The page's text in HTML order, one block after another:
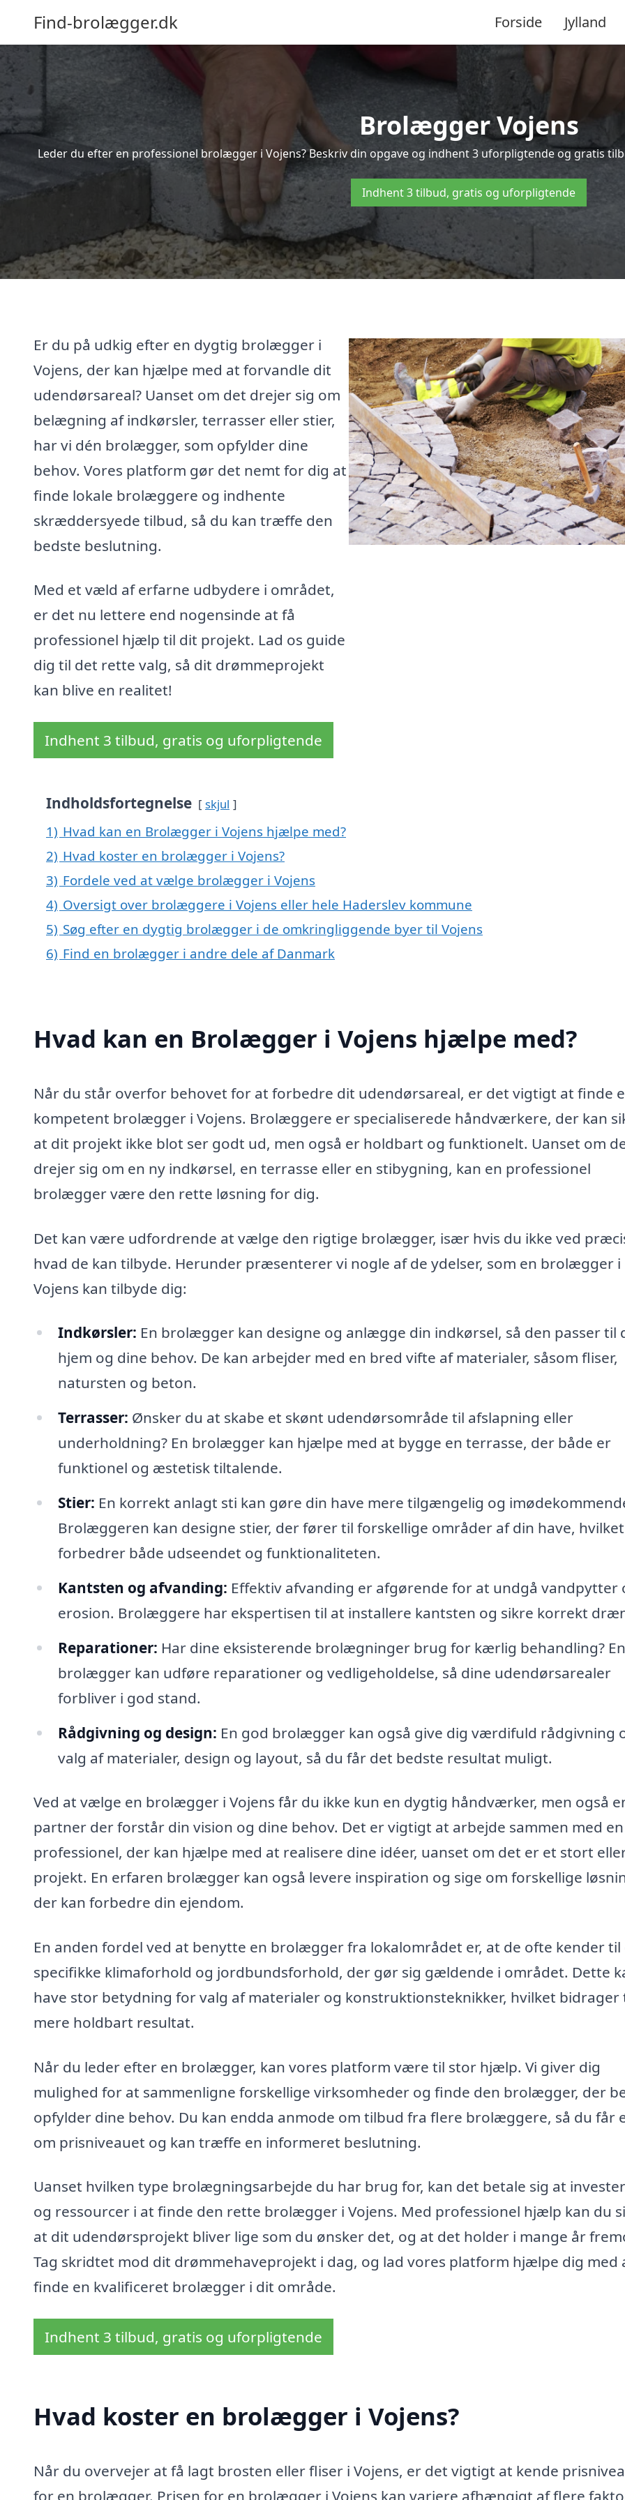
Find-brolægger.dk Forside Jylland
Brolægger Vojens
Leder du efter en professionel brolægger i Vojens? Beskriv din opgave og indhent 3 uforpligtende og gratis
Indhent 3 tilbud, gratis og uforpligtende
Er du på udkig efter en dygtig brolægger i
Vojens, der kan hjælpe med at forvandle dit
udendørsareal? Uanset om det drejer sig om
belægning af indkørsler, terrasser eller stier,
har vi dén brolægger, som opfylder dine
behov. Vores platform gør det nemt for dig at
finde lokale brolæggere og indhente
skræddersyede tilbud, så du kan træffe den
bedste beslutning.
Med et væld af erfarne udbydere i området,
er det nu lettere end nogensinde at få
professionel hjælp til dit projekt. Lad os guide
dig til det rette valg, så dit drømmeprojekt
kan blive en realitet!
Indhent 3 tilbud, gratis og uforpligtende
Indholdsfortegnelse skjul
1) Hvad kan en Brolægger i Vojens hjælpe med?
2) Hvad koster en brolægger i Vojens?
3) Fordele ved at vælge brolægger i Vojens
4) Oversigt over brolæggere i Vojens eller hele Haderslev kommune
5) Søg efter en dygtig brolægger i de omkringliggende byer til Vojens
6) Find en brolægger i andre dele af Danmark
Hvad kan en Brolægger i Vojens hjælpe med?
Når du står overfor behovet for at forbedre dit udendørsareal, er det vigtigt at finde
kompetent brolægger i Vojens. Brolæggere er specialiserede håndværkere, der kan
at dit projekt ikke blot ser godt ud, men også er holdbart og funktionelt. Uanset om
drejer sig om en ny indkørsel, en terrasse eller en stibygning, kan en professionel
brolægger være den rette løsning for dig.
Det kan være udfordrende at vælge den rigtige brolægger, især hvis du ikke ved
hvad de kan tilbyde. Herunder præsenterer vi nogle af de ydelser, som en brolægger i
Vojens kan tilbyde dig:
Indkørsler: En brolægger kan designe og anlægge din indkørsel, så den passer til
hjem og dine behov. De kan arbejder med en bred vifte af materialer, såsom fliser,
natursten og beton.
Terrasser: Ønsker du at skabe et skønt udendørsområde til afslapning eller
underholdning? En brolægger kan hjælpe med at bygge en terrasse, der både er
funktionel og æstetisk tiltalende.
Stier: En korrekt anlagt sti kan gøre din have mere tilgængelig og
Brolæggeren kan designe stier, der fører til forskellige områder af din have, hvilket
forbedrer både udseendet og funktionaliteten.
Kantsten og afvanding: Effektiv afvanding er afgørende for at undgå vandpytter
erosion. Brolæggere har ekspertisen til at installere kantsten og sikre korrekt
Reparationer: Har dine eksisterende brolægninger brug for kærlig behandling? En
brolægger kan udføre reparationer og vedligeholdelse, så dine udendørsarealer
forbliver i god stand.
Rådgivning og design: En god brolægger kan også give dig værdifuld rådgivning
valg af materialer, design og layout, så du får det bedste resultat muligt.
Ved at vælge en brolægger i Vojens får du ikke kun en dygtig håndværker, men også
partner der forstår din vision og dine behov. Det er vigtigt at arbejde sammen med en
professionel, der kan hjælpe med at realisere dine idéer, uanset om det er et stort
projekt. En erfaren brolægger kan også levere inspiration og sige om forskellige
der kan forbedre din ejendom.
En anden fordel ved at benytte en brolægger fra lokalområdet er, at de ofte kender til
specifikke klimaforhold og jordbundsforhold, der gør sig gældende i området. Dette
have stor betydning for valg af materialer og konstruktionsteknikker, hvilket bidrager
mere holdbart resultat.
Når du leder efter en brolægger, kan vores platform være til stor hjælp. Vi giver dig
mulighed for at sammenligne forskellige virksomheder og finde den brolægger, der
opfylder dine behov. Du kan endda anmode om tilbud fra flere brolæggere, så du får
om prisniveauet og kan træffe en informeret beslutning.
Uanset hvilken type brolægningsarbejde du har brug for, kan det betale sig at
og ressourcer i at finde den rette brolægger i Vojens. Med professionel hjælp kan du
at dit udendørsprojekt bliver lige som du ønsker det, og at det holder i mange år
Tag skridtet mod dit drømmehaveprojekt i dag, og lad vores platform hjælpe dig med
finde en kvalificeret brolægger i dit område.
Indhent 3 tilbud, gratis og uforpligtende
Hvad koster en brolægger i Vojens?
Når du overvejer at få lagt brosten eller fliser i Vojens, er det vigtigt at kende
for en brolægger. Prisen for en brolægger i Vojens kan variere afhængigt af flere